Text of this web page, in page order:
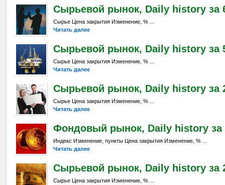
Сырьевой рынок, Daily history за 6
Сырье Цена закрытия Изменение, % ...
Читать далее
Сырьевой рынок, Daily history за
Сырье Цена закрытия Изменение, % ...
Читать далее
Сырьевой рынок, Daily history за
Сырье Цена закрытия Изменение, % ...
Читать далее
Фондовый рынок, Daily history за
Индекс Изменение, пункты Цена закрытия Изменение, % ...
Читать далее
Сырьевой рынок, Daily history за
Сырье Цена закрытия Изменение, % ...